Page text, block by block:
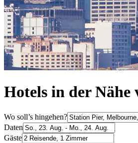
Hotels in der
Wo soll’s hingehen?
Daten
Gäste